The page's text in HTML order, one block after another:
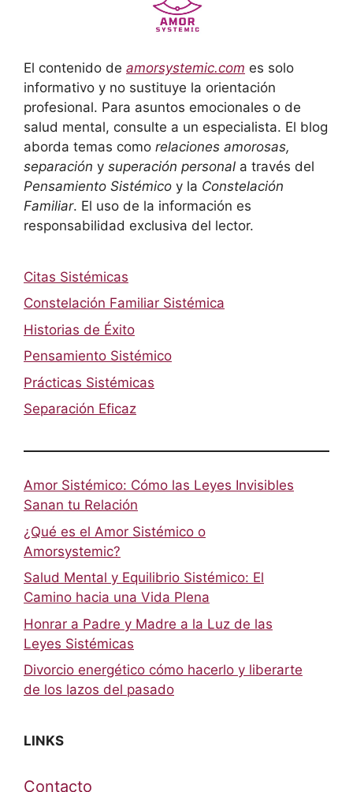
El contenido de amorsystemic.com es solo
informativo y no sustituye la orientación
profesional. Para asuntos emocionales o de
salud mental, consulte a un especialista. El blog
aborda temas como relaciones amorosas,
separación y superación personal a través del
Pensamiento Sistémico y la Constelación
Familiar. El uso de la información es
responsabilidad exclusiva del lector.
Citas Sistémicas
Constelación Familiar Sistémica
Historias de Éxito
Pensamiento Sistémico
Prácticas Sistémicas
Separación Eficaz
Amor Sistémico: Cómo las Leyes Invisibles
Sanan tu Relación
¿Qué es el Amor Sistémico o
Amorsystemic?
Salud Mental y Equilibrio Sistémico: El
Camino hacia una Vida Plena
Honrar a Padre y Madre a la Luz de las
Leyes Sistémicas
Divorcio energético cómo hacerlo y liberarte
de los lazos del pasado
LINKS
Contacto